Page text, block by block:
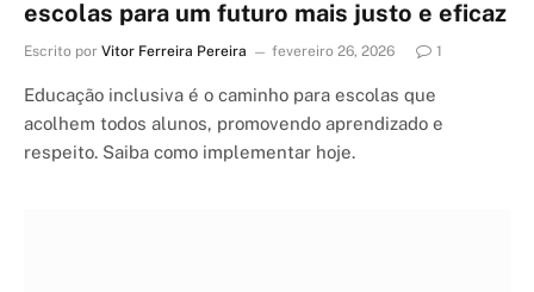
escolas para um futuro mais justo e eficaz
Escrito por Vitor Ferreira Pereira fevereiro 26, 2026 1
Educação inclusiva é o caminho para escolas que
acolhem todos alunos, promovendo aprendizado e
respeito. Saiba como implementar hoje.